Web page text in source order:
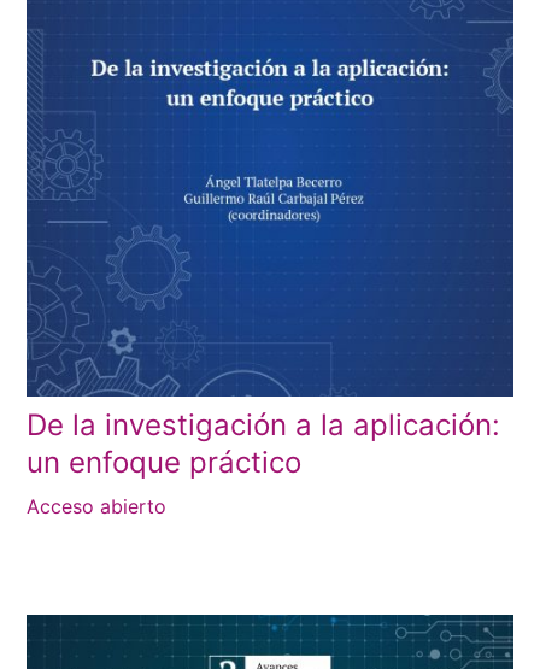
De la investigación a la aplicación:
un enfoque práctico
Acceso abierto